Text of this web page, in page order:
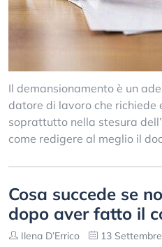
Il demansionamento è un
datore di lavoro che richiede
soprattutto nella stesura
come redigere al meglio il
Cosa succede se
dopo aver fatto il
Ilena D’Errico 13